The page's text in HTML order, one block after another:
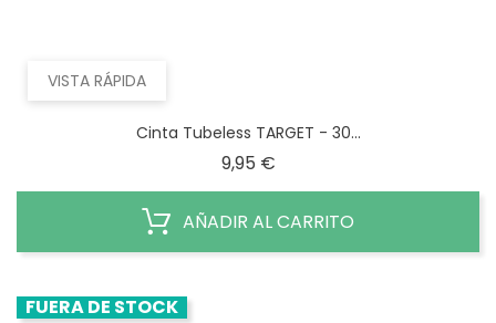
VISTA RÁPIDA
Cinta Tubeless TARGET - 30...
9,95 €Precio
AÑADIR AL CARRITO
FUERA DE STOCK